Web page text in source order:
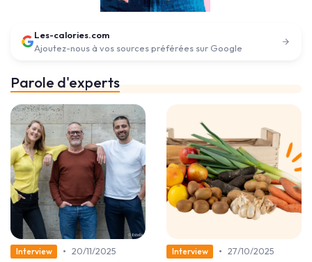
Les-calories.com
Ajoutez-nous à vos sources préférées sur Google
Parole d'experts
Interview • 20/11/2025
Interview • 27/10/2025